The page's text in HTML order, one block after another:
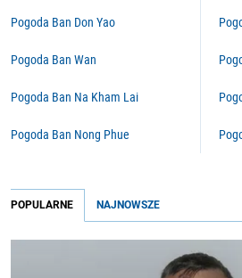
Pogoda Ban Don Yao
Pogoda Ban Wan
Pogoda Ban Na Kham Lai
Pogoda Ban Nong Phue
POPULARNE NAJNOWSZE